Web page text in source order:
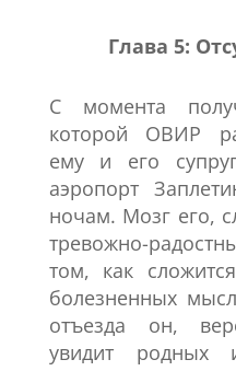
Глава 5:
С момента
которой ОВИР
ему и его
аэропорт
ночам. Мозг его,
тревожно-
том, как
болезненных
отъезда он,
увидит родных